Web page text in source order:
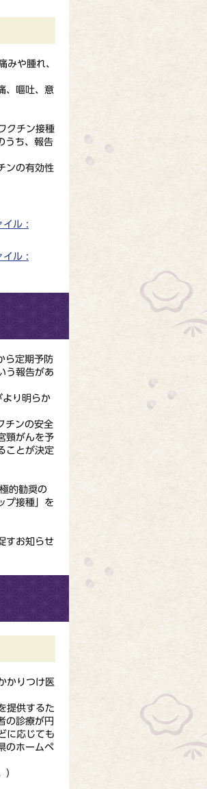
みや腫れ、
、嘔吐、意
クチン接種
うち、報告
ンの有効性
イル :
イル :
ら定期予防
う報告があ
り明らか
チンの安全
頸がんを予
ことが決定
的勧奨の
プ接種」を
すお知らせ
かりつけ医
提供するた
の診療が円
に応じても
のホームペ
）